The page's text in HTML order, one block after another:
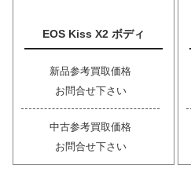
EOS Kiss X2 ボディ
新品参考買取価格
お問合せ下さい
中古参考買取価格
お問合せ下さい